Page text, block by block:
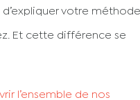
votre méthode,
Et cette différence se
l’ensemble de nos